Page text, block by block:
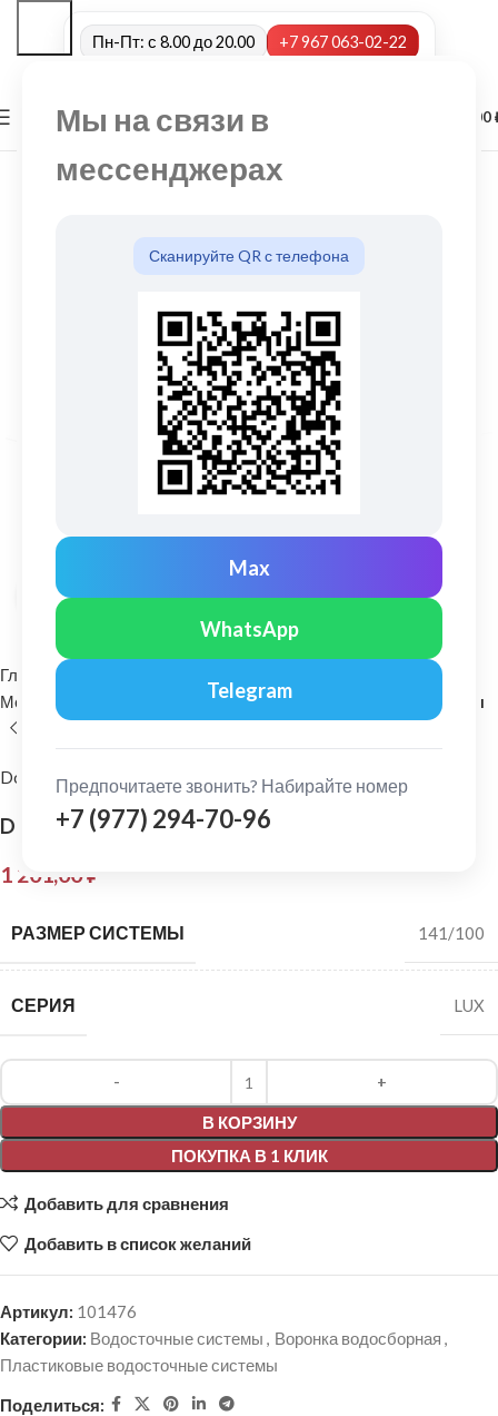
Мы на связи в
мессенджерах
Сканируйте QR с телефона
Max
WhatsApp
Telegram
Предпочитаете звонить? Набирайте номер
+7 (977) 294-70-96
Пн-Пт: с 8.00 до 20.00 +7 967 063-02-22
МЕНЮ 0,00
Нажмите, чтобы увеличить
Главная
Металлические водосточные системы
Воронка водосборная
Docke
Docke: Коллектор LUX Графит
1 201,00₽
РАЗМЕР СИСТЕМЫ 141/100
СЕРИЯ LUX
В КОРЗИНУ
ПОКУПКА В 1 КЛИК
Alternative:
Добавить для сравнения
Добавить в список желаний
Артикул: 101476
Категории: Водосточные системы , Воронка водосборная ,
Пластиковые водосточные системы
Поделиться: